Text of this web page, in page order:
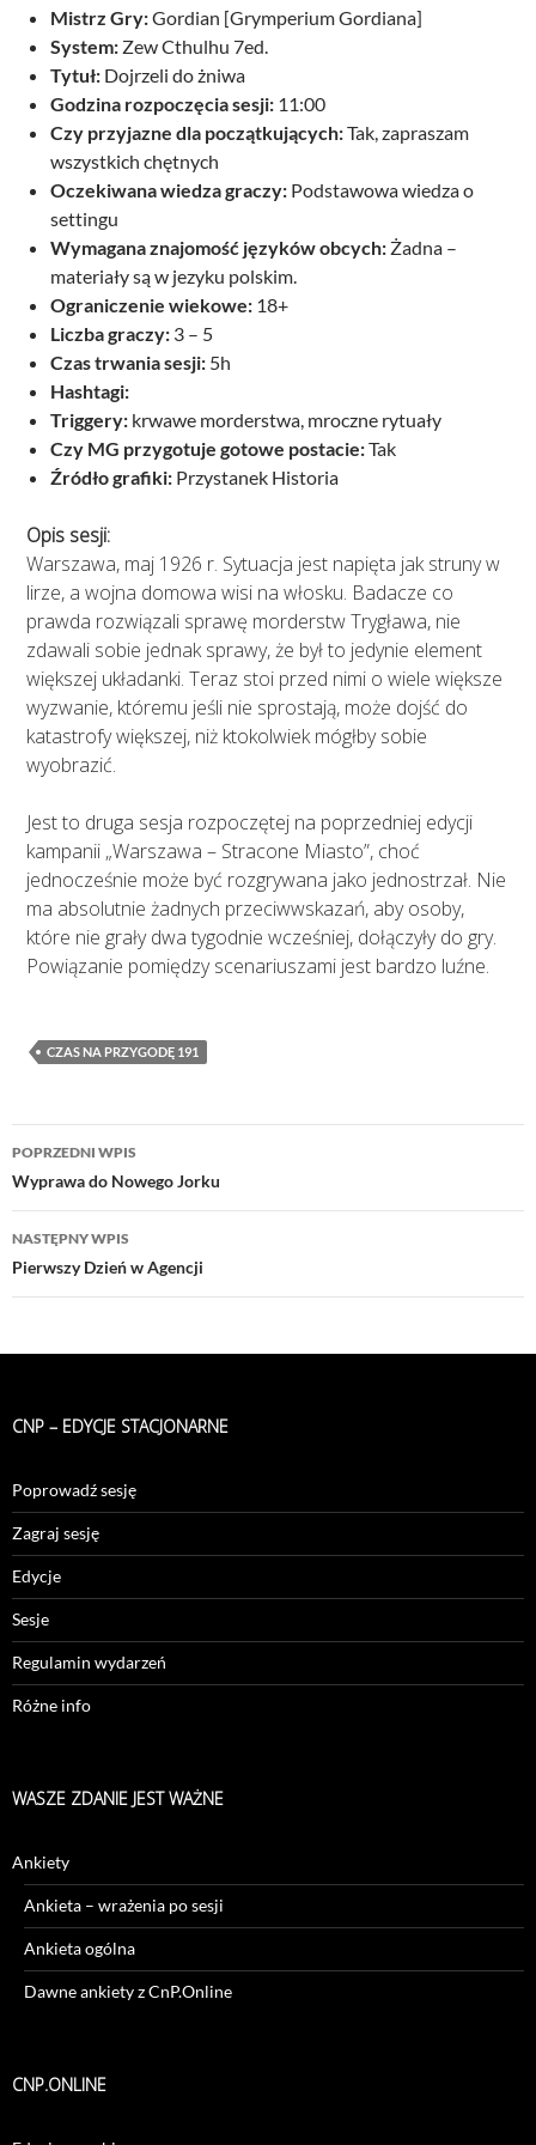
Mistrz Gry:Gordian [Grymperium Gordiana]
System: Zew Cthulhu 7ed.
Tytuł: Dojrzeli do żniwa
Godzina rozpoczęcia sesji: 11:00
Czy przyjazne dla początkujących:Tak, zapraszam
wszystkich chętnych
Oczekiwana wiedza graczy: Podstawowa wiedza o
settingu
Wymagana znajomość języków obcych: Żadna –
materiały są w jezyku polskim.
Ograniczenie wiekowe: 18+
Liczba graczy: 3 – 5
Czas trwania sesji: 5h
Hashtagi:
Triggery: krwawe morderstwa, mroczne rytuały
Czy MG przygotuje gotowe postacie:Tak
Źródło grafiki: Przystanek Historia
Opis sesji:
Warszawa, maj 1926 r. Sytuacja jest napięta jak struny w
lirze, a wojna domowa wisi na włosku. Badacze co
prawda rozwiązali sprawę morderstw Trygława, nie
zdawali sobie jednak sprawy, że był to jedynie element
większej układanki. Teraz stoi przed nimi o wiele większe
wyzwanie, któremu jeśli nie sprostają, może dojść do
katastrofy większej, niż ktokolwiek mógłby sobie
wyobrazić.
Jest to druga sesja rozpoczętej na poprzedniej edycji
kampanii „Warszawa – Stracone Miasto”, choć
jednocześnie może być rozgrywana jako jednostrzał. Nie
ma absolutnie żadnych przeciwwskazań, aby osoby,
które nie grały dwa tygodnie wcześniej, dołączyły do gry.
Powiązanie pomiędzy scenariuszami jest bardzo luźne.
CZAS NA PRZYGODĘ 191
Nawigacja
wpisu
POPRZEDNI WPIS
Wyprawa do Nowego Jorku
NASTĘPNY WPIS
Pierwszy Dzień w Agencji
CNP – EDYCJE STACJONARNE
Poprowadź sesję
Zagraj sesję
Edycje
Sesje
Regulamin wydarzeń
Różne info
WASZE ZDANIE JEST WAŻNE
Ankiety
Ankieta – wrażenia po sesji
Ankieta ogólna
Dawne ankiety z CnP.Online
CNP.ONLINE